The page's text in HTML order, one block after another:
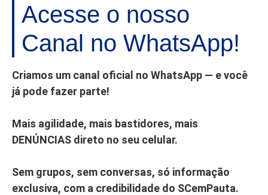
Acesse o nosso
Canal no WhatsApp!
Criamos um canal oficial no WhatsApp — e você
já pode fazer parte!
Mais agilidade, mais bastidores, mais
DENÚNCIAS direto no seu celular.
Sem grupos, sem conversas, só informação
exclusiva, com a credibilidade do SCemPauta.